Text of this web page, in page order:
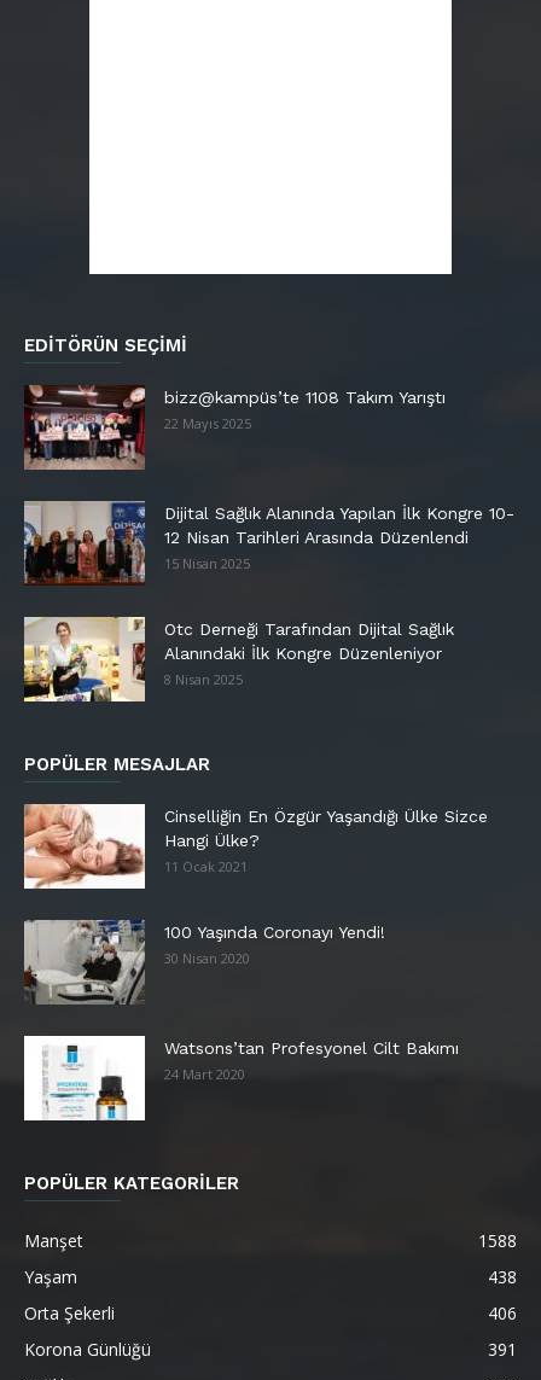
EDITÖRÜN SEÇIMI
bizz@kampüs’te 1108 Takım Yarıştı
22 Mayıs 2025
Dijital Sağlık Alanında Yapılan İlk Kongre 10-
12 Nisan Tarihleri Arasında Düzenlendi
15 Nisan 2025
Otc Derneği Tarafından Dijital Sağlık
Alanındaki İlk Kongre Düzenleniyor
8 Nisan 2025
POPÜLER MESAJLAR
Cinselliğin En Özgür Yaşandığı Ülke Sizce
Hangi Ülke?
11 Ocak 2021
100 Yaşında Coronayı Yendi!
30 Nisan 2020
Watsons’tan Profesyonel Cilt Bakımı
24 Mart 2020
POPÜLER KATEGORİLER
Manşet
1588
Yaşam
438
Orta Şekerli
406
Korona Günlüğü
391